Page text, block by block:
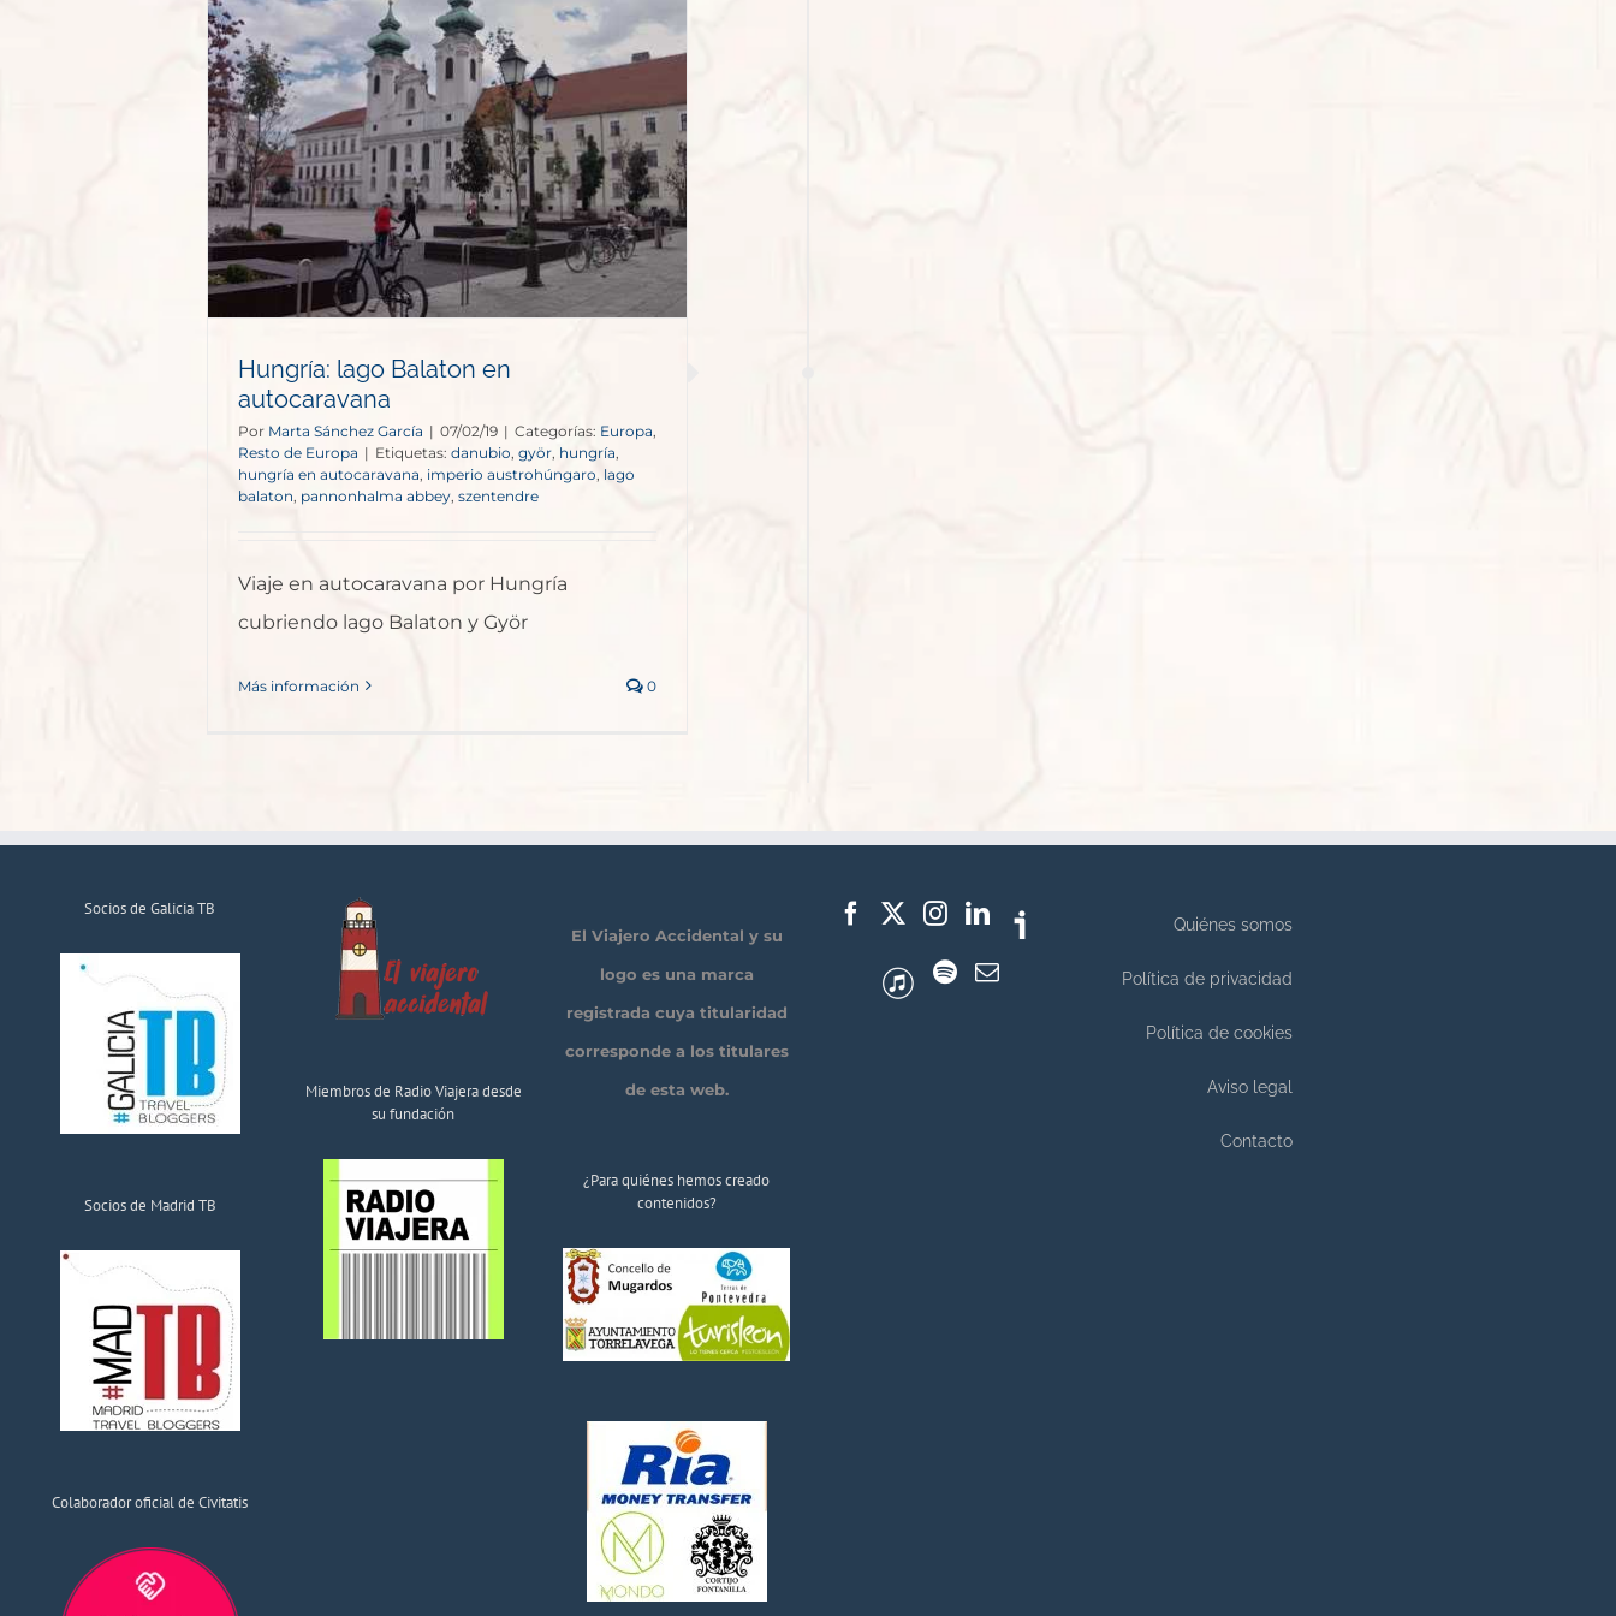
Hungría: lago Balaton en
autocaravana
Por Marta Sánchez García | 07/02/19 | Categorías: Europa
Resto de Europa | Etiquetas: danubio györ, hungría
hungría en autocaravana imperio austrohúngaro lago
balaton pannonhalma abbey szentendre
Viaje en autocaravana por Hungría
cubriendo lago Balaton y Györ
Más información 0
Socios de Galicia TB
Socios de Madrid TB
Colaborador oficial de Civitatis
Miembros de Radio Viajera desde
su fundación
El Viajero Accidental y su
logo es una marca
registrada cuya titularidad
corresponde a los titulares
de esta web.
¿Para quiénes hemos creado
contenidos?
Quiénes somos
Política de privacidad
Política de cookies
Aviso legal
Contacto